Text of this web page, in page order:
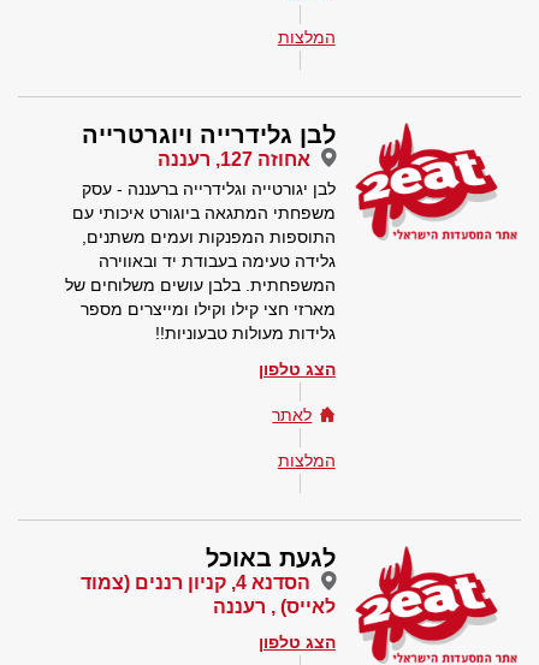
המלצות
לבן גלידרייה ויוגרטרייה
אחוזה 127, רעננה
לבן יגורטייה וגלידרייה ברעננה - עסק
משפחתי המתגאה ביוגורט איכותי עם
התוספות המפנקות ועמים משתנים,
גלידה טעימה בעבודת יד ובאווירה
המשפחתית. בלבן עושים משלוחים של
מארזי חצי קילו וקילו ומייצרים מספר
גלידות מעולות טבעוניות!!
הצג טלפון
לאתר
המלצות
לגעת באוכל
הסדנא 4, קניון רננים (צמוד
לאייס) , רעננה
הצג טלפון